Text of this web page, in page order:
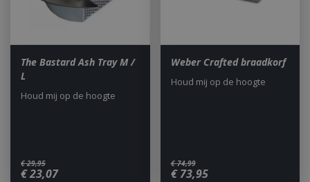
The Bastard Ash Tray M /
L
€ 29,95
€23,07
Houd mij op de hoogte
Weber Crafted braadkorf
€ 74,99
€ 73,95
Houd mij op de hoogte